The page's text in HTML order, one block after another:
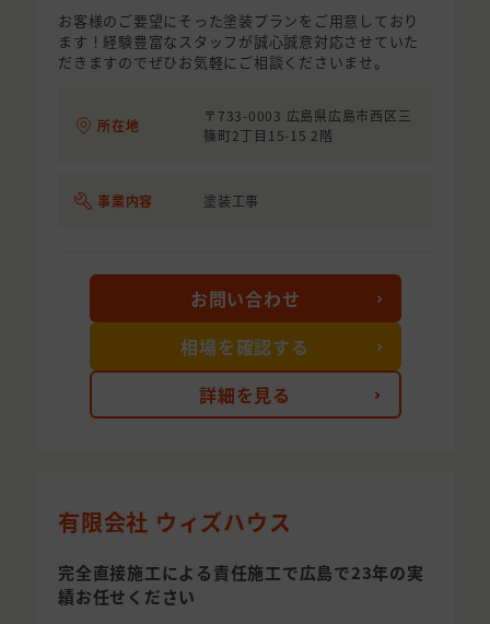
お客様のご要望にそった塗装プランをご用意しており
ます！経験豊富なスタッフが誠心誠意対応させていた
だきますのでぜひお気軽にご相談くださいませ。
所在地
〒733-0003 広島県広島市西区三
篠町2丁目15-15 2階
事業内容 塗装工事
詳細を見る
お問い合わせ
相場を確認する
有限会社 ウィズハウス
完全直接施工による責任施工で広島で23年の実
績お任せください